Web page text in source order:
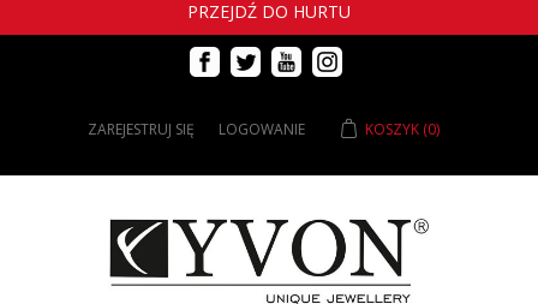
PRZEJDŹ DO HURTU
ZAREJESTRUJ SIĘ LOGOWANIE KOSZYK (0)